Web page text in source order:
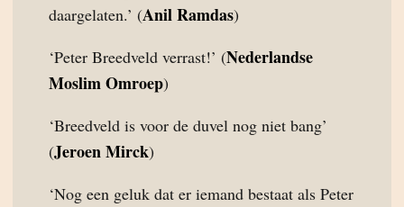
daargelaten.’ (Anil Ramdas)
‘Peter Breedveld verrast!’ (Nederlandse
Moslim Omroep)
‘Breedveld is voor de duvel nog niet bang’
(Jeroen Mirck)
‘Nog een geluk dat er iemand bestaat als Peter